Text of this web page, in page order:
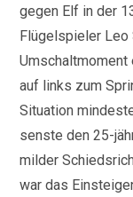
gegen Elf in der
Flügelspieler Leo
auf links zum
Situation
senste den 25-
milder
war das